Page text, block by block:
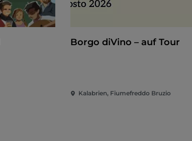
Borgo diVino – auf Tour
Kalabrien, Fiumefreddo Bruzio